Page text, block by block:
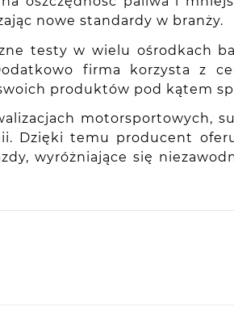
nowe standardy w branży.
testy w wielu ośrodkach
firma korzysta z
produktów pod kątem
motorsportowych,
Dzięki temu producent
wyróżniające się